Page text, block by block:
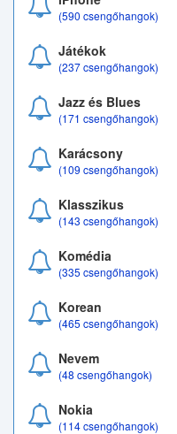
(590 csengőhangok)
Játékok
(237 csengőhangok)
Jazz és Blues
(171 csengőhangok)
Karácsony
(109 csengőhangok)
Klasszikus
(143 csengőhangok)
Komédia
(335 csengőhangok)
Korean
(465 csengőhangok)
Nevem
(48 csengőhangok)
Nokia
(114 csengőhangok)